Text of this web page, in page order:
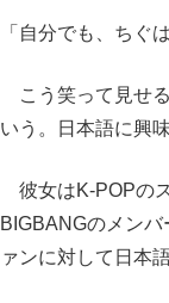
「自分でも、ちぐ
こう笑って見せ
いう。日本語に興
彼女はK-POPの
BIGBANGのメン
ァンに対して日本